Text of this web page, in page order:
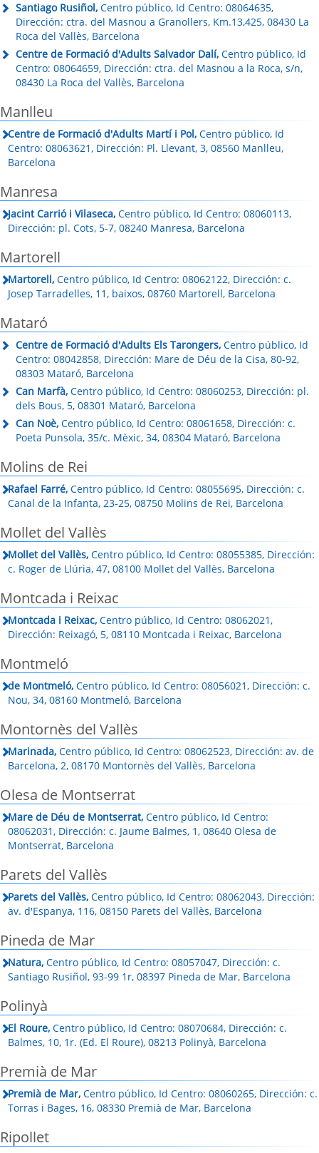
Santiago Rusiñol, Centro público, Id Centro: 08064635,
Dirección: ctra. del Masnou a Granollers, Km.13,425, 08430 La
Roca del Vallès, Barcelona
Centre de Formació d'Adults Salvador Dalí, Centro público, Id
Centro: 08064659, Dirección: ctra. del Masnou a la Roca, s/n,
08430 La Roca del Vallès, Barcelona
Manlleu
Centre de Formació d'Adults Martí i Pol, Centro público, Id
Centro: 08063621, Dirección: Pl. Llevant, 3, 08560 Manlleu,
Barcelona
Manresa
Jacint Carrió i Vilaseca, Centro público, Id Centro: 08060113,
Dirección: pl. Cots, 5-7, 08240 Manresa, Barcelona
Martorell
Martorell, Centro público, Id Centro: 08062122, Dirección: c.
Josep Tarradelles, 11, baixos, 08760 Martorell, Barcelona
Mataró
Centre de Formació d'Adults Els Tarongers, Centro público, Id
Centro: 08042858, Dirección: Mare de Déu de la Cisa, 80-92,
08303 Mataró, Barcelona
Can Marfà, Centro público, Id Centro: 08060253, Dirección: pl.
dels Bous, 5, 08301 Mataró, Barcelona
Can Noè, Centro público, Id Centro: 08061658, Dirección: c.
Poeta Punsola, 35/c. Mèxic, 34, 08304 Mataró, Barcelona
Molins de Rei
Rafael Farré, Centro público, Id Centro: 08055695, Dirección: c.
Canal de la Infanta, 23-25, 08750 Molins de Rei, Barcelona
Mollet del Vallès
Mollet del Vallès, Centro público, Id Centro: 08055385, Dirección:
c. Roger de Llúria, 47, 08100 Mollet del Vallès, Barcelona
Montcada i Reixac
Montcada i Reixac, Centro público, Id Centro: 08062021,
Dirección: Reixagó, 5, 08110 Montcada i Reixac, Barcelona
Montmeló
de Montmeló, Centro público, Id Centro: 08056021, Dirección: c.
Nou, 34, 08160 Montmeló, Barcelona
Montornès del Vallès
Marinada, Centro público, Id Centro: 08062523, Dirección: av. de
Barcelona, 2, 08170 Montornès del Vallès, Barcelona
Olesa de Montserrat
Mare de Déu de Montserrat, Centro público, Id Centro:
08062031, Dirección: c. Jaume Balmes, 1, 08640 Olesa de
Montserrat, Barcelona
Parets del Vallès
Parets del Vallès, Centro público, Id Centro: 08062043, Dirección:
av. d'Espanya, 116, 08150 Parets del Vallès, Barcelona
Pineda de Mar
Natura, Centro público, Id Centro: 08057047, Dirección: c.
Santiago Rusiñol, 93-99 1r, 08397 Pineda de Mar, Barcelona
Polinyà
El Roure, Centro público, Id Centro: 08070684, Dirección: c.
Balmes, 10, 1r. (Ed. El Roure), 08213 Polinyà, Barcelona
Premià de Mar
Premià de Mar, Centro público, Id Centro: 08060265, Dirección: c.
Torras i Bages, 16, 08330 Premià de Mar, Barcelona
Ripollet